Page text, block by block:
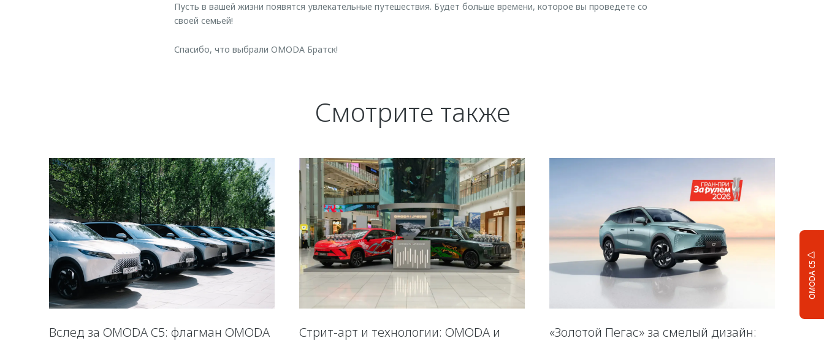
OMODA C5
Пусть в вашей жизни появятся увлекательные путешествия. Будет больше времени, которое вы проведете со
своей семьей!
Спасибо, что выбрали OMODA Братск!
Смотрите также
Вслед за OMODA C5: флагман OMODA
Стрит-арт и технологии: OMODA и
«Золотой Пегас» за смелый дизайн: